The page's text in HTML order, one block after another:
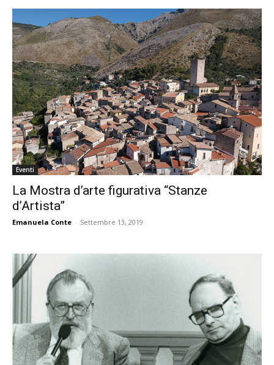
Eventi
La Mostra d’arte figurativa “Stanze
d’Artista”
Emanuela Conte - Settembre 13, 2019